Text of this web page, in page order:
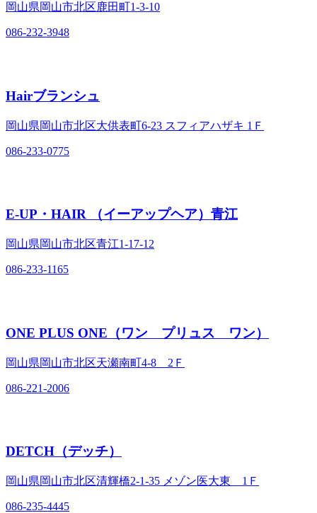
岡山県岡山市北区鹿田町1‐3‐10
086-232-3948
Hairブランシュ
岡山県岡山市北区大供表町6-23 スフィアハザキ 1Ｆ
086-233-0775
E-UP・HAIR （イーアップヘア）青江
岡山県岡山市北区青江1‐17‐12
086-233-1165
ONE PLUS ONE（ワン プリュス ワン）
岡山県岡山市北区天瀬南町4‐8 2Ｆ
086-221-2006
DETCH（デッチ）
岡山県岡山市北区清輝橋2‐1‐35 メゾン医大東 1Ｆ
086-235-4445